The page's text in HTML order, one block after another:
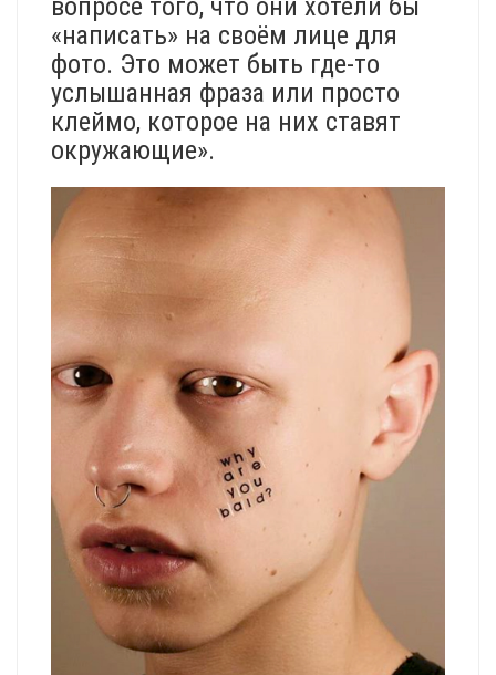
вопросе того, что они хотели бы
«написать» на своём лице для
фото. Это может быть где-то
услышанная фраза или просто
клеймо, которое на них ставят
окружающие».